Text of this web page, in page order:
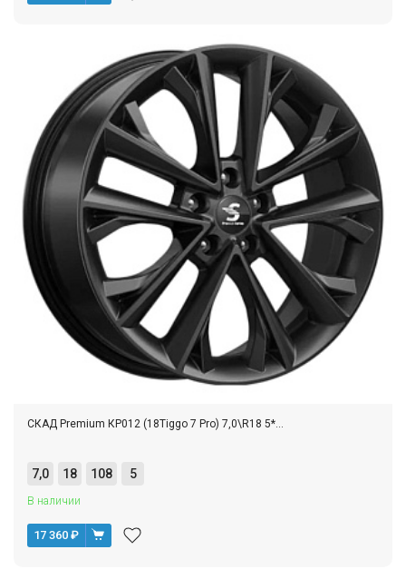
СКАД Premium КР012 (18Tiggo 7 Pro) 7,0\R18 5*...
7,0 18 108 5
В наличии
17 360 ₽